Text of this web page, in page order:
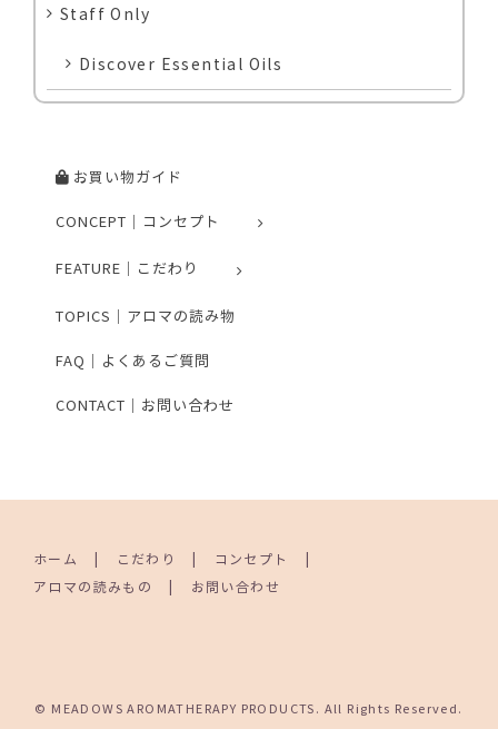
Staff Only
Discover Essential Oils
お買い物ガイド
CONCEPT｜コンセプト
FEATURE｜こだわり
TOPICS｜アロマの読み物
FAQ｜よくあるご質問
CONTACT｜お問い合わせ
ホーム こだわり
コンセプト
アロマの読みもの
お問い合わせ
© MEADOWS AROMATHERAPY PRODUCTS. All Rights Reserved.